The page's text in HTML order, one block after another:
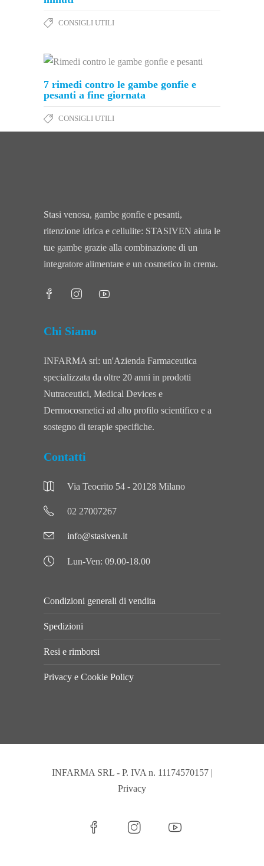
CONSIGLI UTILI
7 rimedi contro le gambe gonfie e
pesanti a fine giornata
CONSIGLI UTILI
Stasi venosa, gambe gonfie e pesanti,
ritenzione idrica e cellulite: STASIVEN aiuta le
tue gambe grazie alla combinazione di un
integratore alimentare e un cosmetico in crema.
Chi Siamo
INFARMA srl: un'Azienda Farmaceutica
specializzata da oltre 20 anni in prodotti
Nutraceutici, Medical Devices e
Dermocosmetici ad alto profilo scientifico e a
sostegno di terapie specifiche.
Contatti
Via Teocrito 54 - 20128 Milano
02 27007267
info@stasiven.it
Lun-Ven: 09.00-18.00
Condizioni generali di vendita
Spedizioni
Resi e rimborsi
Privacy e Cookie Policy
INFARMA SRL - P. IVA n. 11174570157 |
Privacy